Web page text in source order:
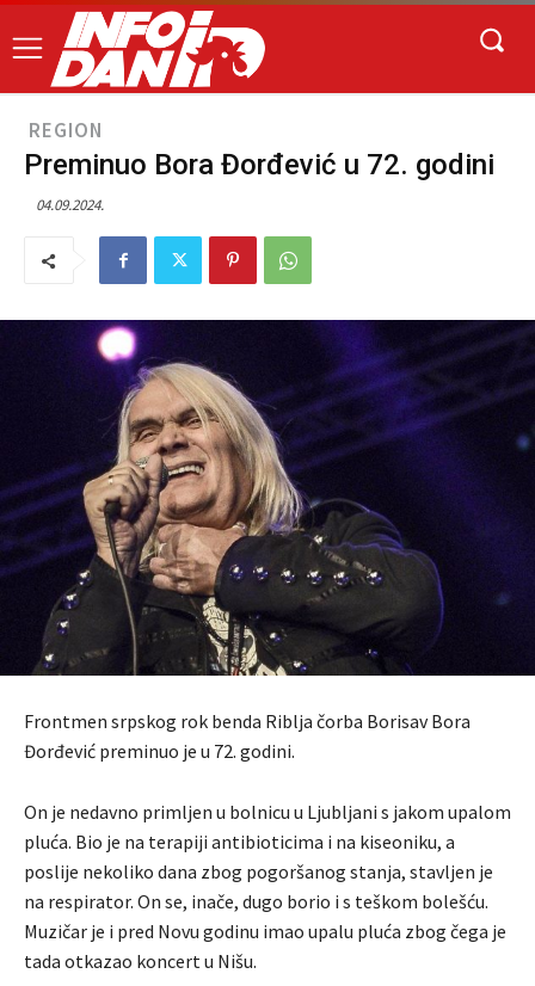
REGION
Preminuo Bora Đorđević u 72. godini
04.09.2024.
Frontmen srpskog rok benda Riblja čorba Borisav Bora
Đorđević preminuo je u 72. godini.
On je nedavno primljen u bolnicu u Ljubljani s jakom upalom
pluća. Bio je na terapiji antibioticima i na kiseoniku, a
poslije nekoliko dana zbog pogoršanog stanja, stavljen je
na respirator. On se, inače, dugo borio i s teškom bolešću.
Muzičar je i pred Novu godinu imao upalu pluća zbog čega je
tada otkazao koncert u Nišu.